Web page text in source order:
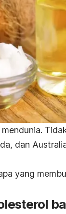
dan
yang